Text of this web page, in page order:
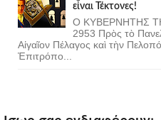
εἶναι Τέκτονες!
Ο ΚΥΒΕΡΝΗΤΗΣ
2953 Πρὸς τὸ
Αἰγαῖον Πέλαγος καὶ τὴν
Ἐπιτρόπο...